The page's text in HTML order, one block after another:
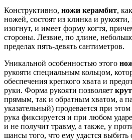
Конструктивно, ножи керамбит,
ножей, состоят из клинка и
изогнут, и имеет форму когтя,
стороны. Лезвие, по длине,
пределах пять-девять сантиметров.
Уникальной особенностью этого
рукояти специальным кольцом,
обеспечения крепкого хвата и
руки. Форма рукояти позволяет
прямым, так и обратным хватом, а
указательный) продевается при
рука фиксируется и при любом
и не получит травму, а также, у
шансы того, что ему удастся выбить